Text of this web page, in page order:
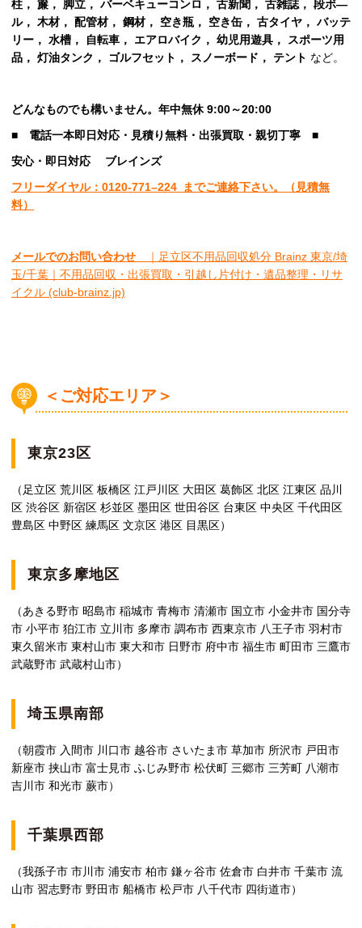
柱， 簾， 脚立， バーベキューコンロ， 古新聞， 古雑誌， 段ボ―
ル， 木材， 配管材， 鋼材， 空き瓶， 空き缶， 古タイヤ， バッテ
リー， 水槽， 自転車， エアロバイク， 幼児用遊具， スポーツ用
品， 灯油タンク， ゴルフセット， スノーボード， テント など。
どんなものでも構いません。年中無休 9:00～20:00
■ 電話一本即日対応・見積り無料・出張買取・親切丁寧 ■
安心・即日対応
ブレインズ
フリーダイヤル：0120-771–224 までご連絡下さい。
（見積無
料）
メールでのお問い合わせ
｜足立区不用品回収処分 Brainz 東京/埼
玉/千葉｜不用品回収・出張買取・引越し片付け・遺品整理・リサ
イクル (club-brainz.jp)
＜ご対応エリア＞
東京23区
（足立区 荒川区 板橋区 江戸川区 大田区 葛飾区 北区 江東区 品川
区 渋谷区 新宿区 杉並区 墨田区 世田谷区 台東区 中央区 千代田区
豊島区 中野区 練馬区 文京区 港区 目黒区）
東京多摩地区
（あきる野市 昭島市 稲城市 青梅市 清瀬市 国立市 小金井市 国分寺
市 小平市 狛江市 立川市 多摩市 調布市 西東京市 八王子市 羽村市
東久留米市 東村山市 東大和市 日野市 府中市 福生市 町田市 三鷹市
武蔵野市 武蔵村山市）
埼玉県南部
（朝霞市 入間市 川口市 越谷市 さいたま市 草加市 所沢市 戸田市
新座市 挟山市 富士見市 ふじみ野市 松伏町 三郷市 三芳町 八潮市
吉川市 和光市 蕨市）
千葉県西部
（我孫子市 市川市 浦安市 柏市 鎌ヶ谷市 佐倉市 白井市 千葉市 流
山市 習志野市 野田市 船橋市 松戸市 八千代市 四街道市）